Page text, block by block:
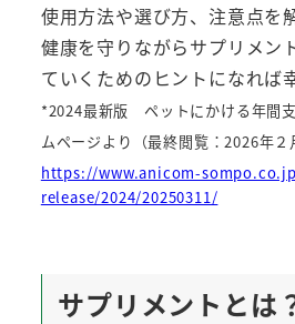
使用方法や選び方、注意点を
健康を守りながらサプリメン
ていくためのヒントになれば
*2024最新版 ペットにかける年間
ムページより（最終閲覧：2026年２
https://www.anicom-
release/2024/20250311/
サプリメントとは